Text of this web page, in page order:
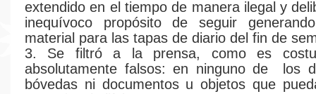
extendido en el tiempo de manera ilegal y
inequívoco propósito de seguir
material para las tapas de diario del fin de
3. Se filtró a la prensa, como es
absolutamente falsos: en ninguno de los
bóvedas ni documentos u objetos que